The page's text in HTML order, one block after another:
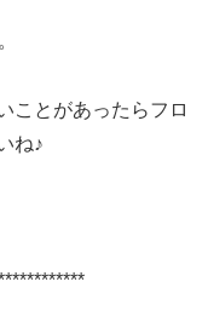
ことがあったらフロ
ね♪